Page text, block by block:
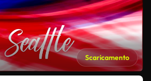
Scaricamento